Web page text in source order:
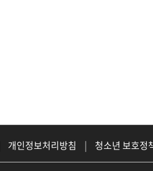
개인정보처리방침 |
청소년 보호정